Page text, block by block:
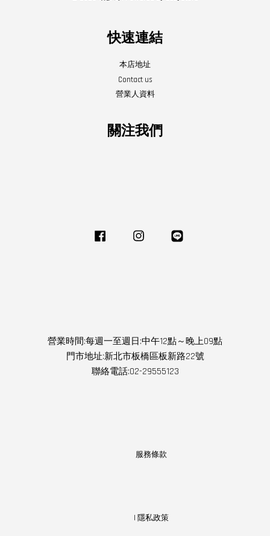
快速連結
本店地址
Contact us
營業人資料
關注我們
營業時間:每週一至週日:中午12點～晚上09點
門市地址:新北市板橋區板新路22號
聯絡電話:02-29555123
服務條款
                  |
隱私政策